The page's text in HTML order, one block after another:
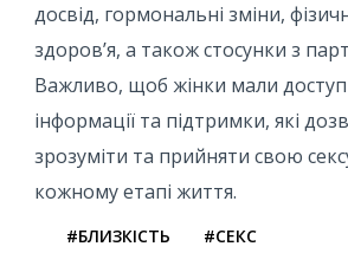
досвід, гормональні зміни,
здоров’я, а також стосунки з
Важливо, щоб жінки мали доступ
інформації та підтримки, які
зрозуміти та прийняти свою
кожному етапі життя.
#БЛИЗКІСТЬ #СЕКС